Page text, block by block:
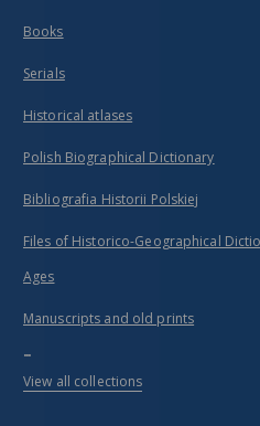
Books
Serials
Historical atlases
Polish Biographical Dictionary
Bibliografia Historii Polskiej
Files of Historico-Geographical
Ages
Manuscripts and old prints
...
View all collections